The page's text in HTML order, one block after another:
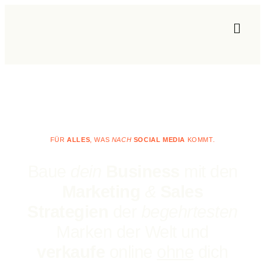
FÜRALLES , WAS NACH SOCIAL MEDIA KOMMT.